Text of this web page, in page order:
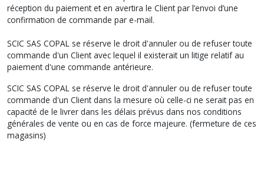
réception du paiement et en avertira le Client par l’envoi d’une
confirmation de commande par e-mail.
SCIC SAS COPAL se réserve le droit d'annuler ou de refuser toute
commande d'un Client avec lequel il existerait un litige relatif au
paiement d'une commande antérieure.
SCIC SAS COPAL se réserve le droit d'annuler ou de refuser toute
commande d'un Client dans la mesure où celle-ci ne serait pas en
capacité de le livrer dans les délais prévus dans nos conditions
générales de vente ou en cas de force majeure. (fermeture de ces
magasins)